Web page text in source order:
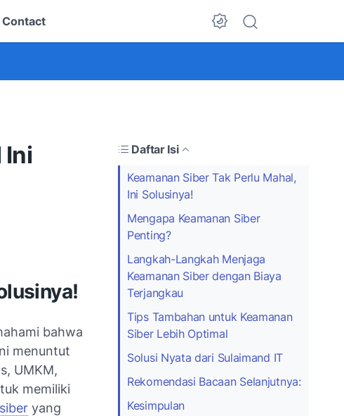
Contact
Dark Mode
Ini
Daftar Isi
Keamanan Siber Tak Perlu Mahal,
Ini Solusinya!
Mengapa Keamanan Siber
Penting?
Langkah-Langkah Menjaga
Keamanan Siber dengan Biaya
Terjangkau
Tips Tambahan untuk Keamanan
Siber Lebih Optimal
Solusi Nyata dari Sulaimand IT
Rekomendasi Bacaan Selanjutnya:
Kesimpulan
bahwa
menuntut
UMKM,
memiliki
yang